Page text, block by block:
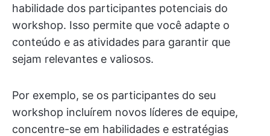
habilidade dos participantes potenciais do
workshop. Isso permite que você adapte o
conteúdo e as atividades para garantir que
sejam relevantes e valiosos.
Por exemplo, se os participantes do seu
workshop incluírem novos líderes de equipe,
concentre-se em habilidades e estratégias